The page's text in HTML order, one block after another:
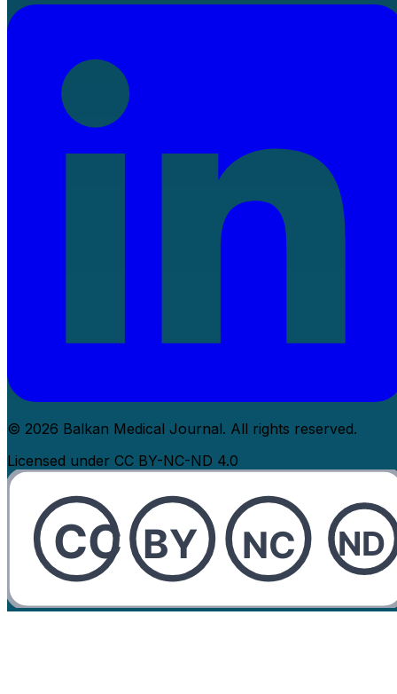
© 2026 Balkan Medical Journal. All rights reserved.
Licensed under CC BY-NC-ND 4.0